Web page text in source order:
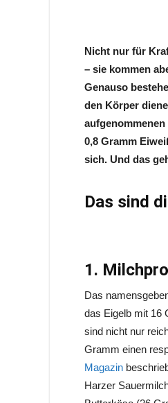
Nicht nur für
– sie kommen
Genauso
den Körper
0,8 Gramm
sich. Und das
Das sind
1.
Das
das Eigelb mit 16
sind nicht nur
Gramm einen
Magazin
Harzer